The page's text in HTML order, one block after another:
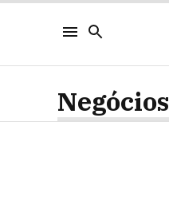
Negócios